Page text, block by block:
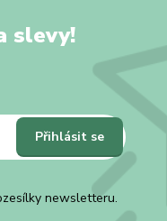
slevy!
Přihlásit se
newsletteru.